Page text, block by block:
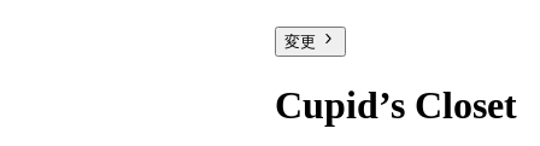
変更
Cupid’s Closet